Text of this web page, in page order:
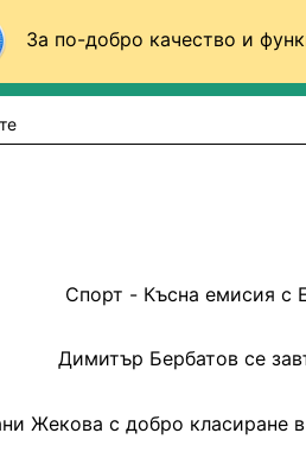
За по-добро качество и
(БГ)
Спорт - Късна емисия с
Димитър Бербатов се
Жекова с добро класиране